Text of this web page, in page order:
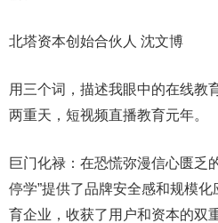
北塔资本创始合伙人 沈文博
用三个词，描述我眼中的在线
两重天，短视频直播教育元年。
巨门化禄：在恐慌弥漫信心匮乏
停学”提供了品牌安全感和规模
育企业，收获了用户和资本的双